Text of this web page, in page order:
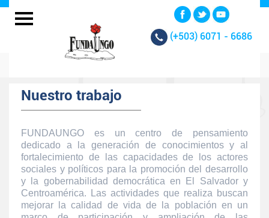
(+503) 6071 - 6686
Nuestro trabajo
FUNDAUNGO es un centro de pensamiento
dedicado a la generación de conocimientos y al
fortalecimiento de las capacidades de los actores
sociales y políticos para la promoción del desarrollo
y la gobernabilidad democrática en El Salvador y
Centroamérica. Las actividades que realiza buscan
mejorar la calidad de vida de la población en un